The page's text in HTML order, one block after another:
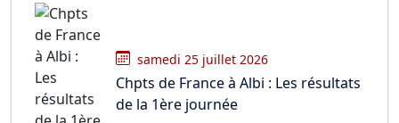
samedi 25 juillet 2026
Chpts de France à Albi : Les résultats
de la 1ère journée